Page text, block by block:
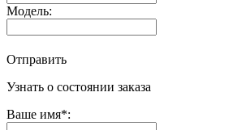
Модель:
Отправить
Узнать о состоянии заказа
Ваше имя*: